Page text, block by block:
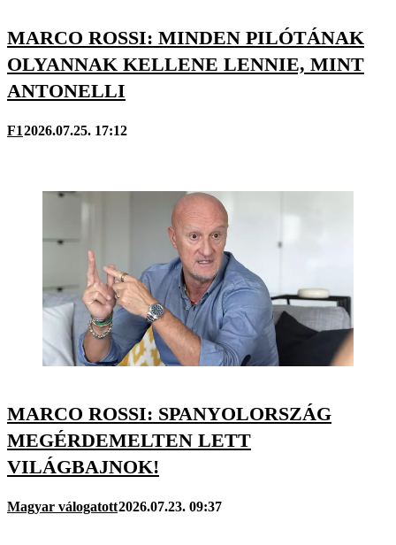
MARCO ROSSI: MINDEN PILÓTÁNAK
OLYANNAK KELLENE LENNIE, MINT
ANTONELLI
F12026.07.25. 17:12
MARCO ROSSI: SPANYOLORSZÁG
MEGÉRDEMELTEN LETT
VILÁGBAJNOK!
Magyar válogatott2026.07.23. 09:37